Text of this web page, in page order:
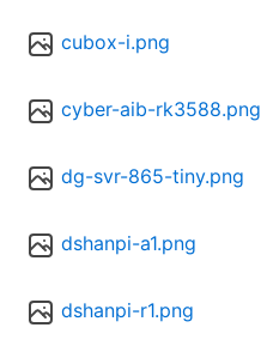
cubox-i.png
cyber-aib-rk3588.png
dg-svr-865-tiny.png
dshanpi-a1.png
dshanpi-r1.png